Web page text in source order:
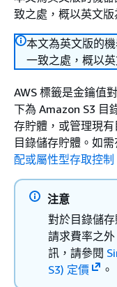
致之處，概以英文版
本文為英文版的
一致之處，概以英
AWS 標籤是金鑰值
下為 Amazon S3 目
存貯體，或管理現
目錄儲存貯體。如
配或屬性型存取控制
注意
對於目錄儲
請求費率之
訊，請參閱
S3) 定價
。